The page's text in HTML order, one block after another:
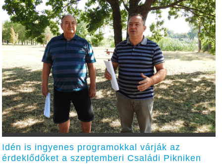
Idén is ingyenes programokkal várják az
érdeklődőket a szeptemberi Családi Pikniken